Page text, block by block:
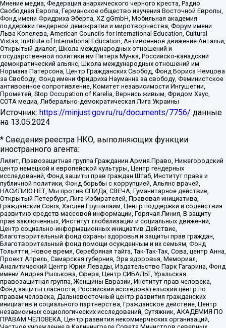
Мнение медиа, Федерация анархического черного креста, Радио
Свободная Европа, Германское общество изучения Восточной Европы,
Фонд имени Фридриха Эберта, XZ gGmbH, Мобильная академия
поддержки гендерной демократии и миротворчества, Форум имени
Льва Копелева, American Councils for International Education, Cultural
Vistas, Institute of International Education, Антивоенное движение Антальи,
Открытый диалог, Школа международных отношений и
государственной политики им Питера Мунка, Российско-канадский
демократический альянс, Школа международных отношений им
Нормана Патерсона, Центр Гражданских Свобод, Фонд Бориса Немцова
за Свободу, Фонд имени Фридриха Науманна за свободу, Феминистское
антивоенное сопротивление, Комитет независимости Ингушетии,
Прометей, Stop Occupation of Karelia, Вернись живым, Фридом Хаус,
СОТА медиа, Либерально-демократическая Лига Украины
Источник: https://minjust.gov.ru/ru/documents/7756/ данные
на 13.05.2024
* Сведения реестра НКО, выполняющих функции
иностранного агента:
Лилит, Правозащитная группа Гражданин.Армия.Право, Нижегородский
центр немецкой и европейской культуры, Центр гендерных
исследований, Фонд защиты прав граждан Штаб, Институт права и
публичной политики, Фонд борьбы с коррупцией, Альянс врачей,
НАСИЛИЮ.НЕТ, Мы против СПИДа, СВЕЧА, Гуманитарное действие,
Открытый Петербург, Лига Избирателей, Правовая инициатива,
Гражданский Союз, Хасдей Ерушалаим, Центр поддержки и содействия
развитию средств массовой информации, Горячая Линия, В защиту
прав заключенных, Институт глобализации и социальных движений,
Центр социально-информационных инициатив Действие,
Благотворительный фонд охраны здоровья и защиты прав граждан,
Благотворительный фонд помощи осужденным и их семьям, Фонд
Тольятти, Новое время, Серебряная тайга, Так-Так-Так, Сова, центр Анна,
Проект Апрель, Самарская губерния, Эра здоровья, Мемориал,
Аналитический Центр Юрия Левады, Издательство Парк Гагарина, Фонд
имени Андрея Рылькова, Сфера, Центр СИБАЛЬТ, Уральская
правозащитная группа, Женщины Евразии, Институт прав человека,
Фонд защиты гласности, Российский исследовательский центр по
правам человека, Дальневосточный центр развития гражданских
инициатив и социального партнерства, Гражданское действие, Центр
независимых социологических исследований, Сутяжник, АКАДЕМИЯ ПО
ПРАВАМ ЧЕЛОВЕКА, Центр развития некоммерческих организаций,